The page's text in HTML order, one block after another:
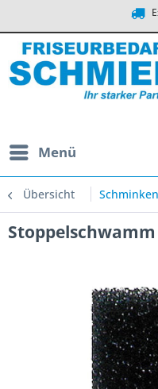
Menü
Übersicht
Stoppelschwamm